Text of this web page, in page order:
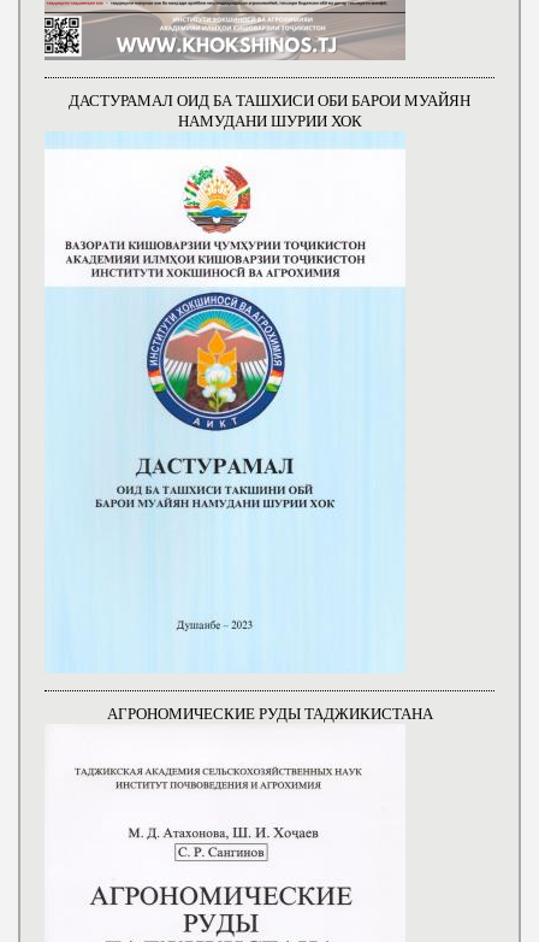
ДАСТУРАМАЛ ОИД БА ТАШХИСИ ОБИ БАРОИ МУАЙЯН
НАМУДАНИ ШУРИИ ХОК
АГРОНОМИЧЕСКИЕ РУДЫ ТАДЖИКИСТАНА